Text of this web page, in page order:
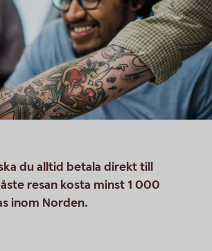
du alltid betala direkt till
resan kosta minst 1 000
inom Norden.